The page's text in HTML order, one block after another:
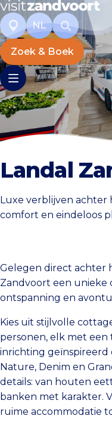
NL
Zoek & Boek
Landal
Luxe verblijven achter
comfort en eindeloos
Gelegen direct achter
Zandvoort een unieke
ontspanning en
Kies uit stijlvolle
personen, elk met
inrichting geïnspireerd
Nature, Denim en
details: van houten
banken met karakter.
ruime accommodatie